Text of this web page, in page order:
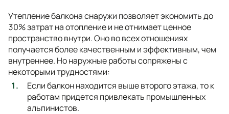
Утепление балкона снаружи позволяет экономить до
30% затрат на отопление и не отнимает ценное
пространство внутри. Оно во всех отношениях
получается более качественным и эффективным, чем
внутреннее. Но наружные работы сопряжены с
некоторыми трудностями:
Если балкон находится выше второго этажа, то к
работам придется привлекать промышленных
альпинистов.